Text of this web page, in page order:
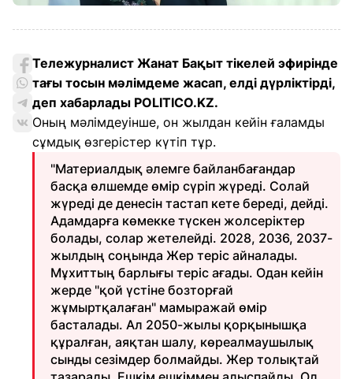
Тележурналист Жанат Бақыт тікелей эфирінде
тағы тосын мәлімдеме жасап, елді дүрліктірді,
деп хабарлады POLITICO.KZ.
Оның мәлімдеуінше, он жылдан кейін ғаламды
сұмдық өзгерістер күтіп тұр.
"Материалдық әлемге байланбағандар
басқа өлшемде өмір сүріп жүреді. Солай
жүреді де денесін тастап кете береді, дейді.
Адамдарға көмекке түскен жолсеріктер
болады, солар жетелейді. 2028, 2036, 2037-
жылдың соңында Жер теріс айналады.
Мұхиттың барлығы теріс ағады. Одан кейін
жерде "қой үстіне бозторғай
жұмыртқалаған" мамыражай өмір
басталады. Ал 2050-жылы қорқынышқа
құралған, аяқтан шалу, көреалмаушылық
сынды сезімдер болмайды. Жер толықтай